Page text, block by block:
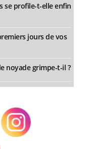
se profile-t-elle enfin
jours de vos
noyade grimpe-t-il ?